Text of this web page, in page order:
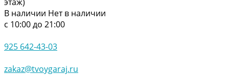
В наличии Нет в наличии
с 10:00 до 21:00
925 642-43-03
zakaz@tvoygaraj.ru